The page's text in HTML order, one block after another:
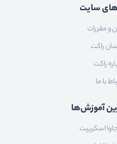
سایت
و مقررات
راکت
راکت
با ما
آموزش‌ها
اسکریپت